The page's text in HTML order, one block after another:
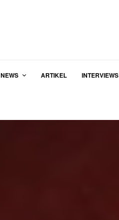
NEWS ARTIKEL INTERVIEWS